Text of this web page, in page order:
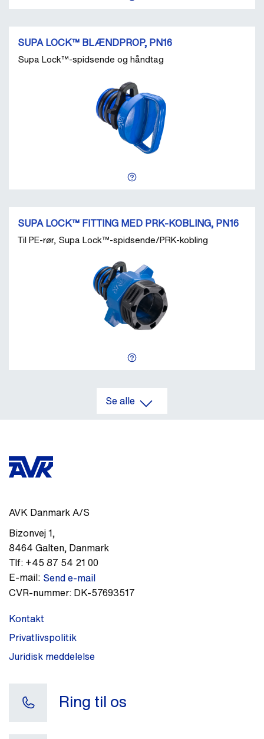
SUPA LOCK™ BLÆNDPROP, PN16
Supa Lock™-spidsende og håndtag
SUPA LOCK™ FITTING MED PRK-KOBLING, PN16
Til PE-rør, Supa Lock™-spidsende/PRK-kobling
Se alle
AVK Danmark A/S
Bizonvej 1,
8464 Galten, Danmark
Tlf: +45 87 54 21 00
E-mail: Send e-mail
CVR-nummer: DK-57693517
Kontakt
Privatlivspolitik
Juridisk meddelelse
Ring til os